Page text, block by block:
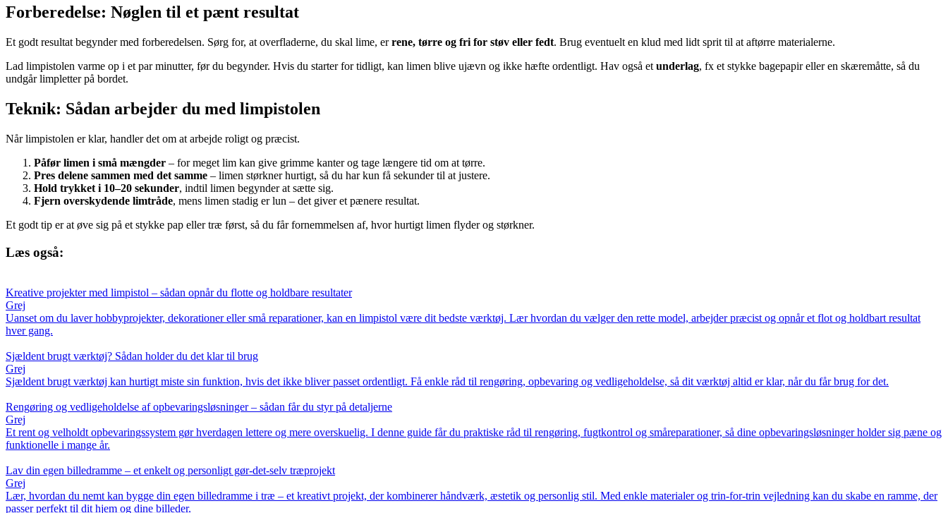
Forberedelse: Nøglen til et pænt resultat
Et godt resultat begynder med forberedelsen. Sørg for, at overfladerne, du skal lime, errene, tørre og fri for støv eller fedt. Brug eventuelt en klud med lidt sprit til at aftørre materialerne.
Lad limpistolen varme op i et par minutter, før du begynder. Hvis du starter for tidligt, kan limen blive ujævn og ikke hæfte ordentligt. Hav også et underlag, fx et stykke bagepapir eller en skæremåtte, så du
undgår limpletter på bordet.
Teknik: Sådan arbejder du med limpistolen
Når limpistolen er klar, handler det om at arbejde roligt og præcist.
Påfør limen i små mængder – for meget lim kan give grimme kanter og tage længere tid om at tørre.
Pres delene sammen med det samme – limen størkner hurtigt, så du har kun få sekunder til at justere.
Hold trykket i 10–20 sekunder, indtil limen begynder at sætte sig.
Fjern overskydende limtråde, mens limen stadig er lun – det giver et pænere resultat.
Et godt tip er at øve sig på et stykke pap eller træ først, så du får fornemmelsen af, hvor hurtigt limen flyder og størkner.
Læs også:
Kreative projekter med limpistol – sådan opnår du flotte og holdbare resultater
Grej
Uanset om du laver hobbyprojekter, dekorationer eller små reparationer, kan en limpistol være dit bedste værktøj. Lær hvordan du vælger den rette model, arbejder præcist og opnår et flot og holdbart resultat
hver gang.
Sjældent brugt værktøj? Sådan holder du det klar til brug
Grej
Sjældent brugt værktøj kan hurtigt miste sin funktion, hvis det ikke bliver passet ordentligt. Få enkle råd til rengøring, opbevaring og vedligeholdelse, så dit værktøj altid er klar, når du får brug for det.
Rengøring og vedligeholdelse af opbevaringsløsninger – sådan får du styr på detaljerne
Grej
Et rent og velholdt opbevaringssystem gør hverdagen lettere og mere overskuelig. I denne guide får du praktiske råd til rengøring, fugtkontrol og småreparationer, så dine opbevaringsløsninger holder sig pæne og
funktionelle i mange år.
Lav din egen billedramme – et enkelt og personligt gør-det-selv træprojekt
Grej
Lær, hvordan du nemt kan bygge din egen billedramme i træ – et kreativt projekt, der kombinerer håndværk, æstetik og personlig stil. Med enkle materialer og trin-for-trin vejledning kan du skabe en ramme, der
passer perfekt til dit hjem og dine billeder.